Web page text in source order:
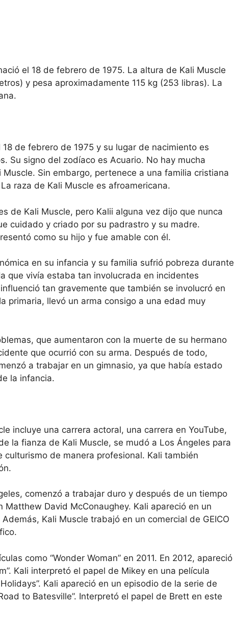
el 18 de febrero de 1975. La altura de Kali Muscle
y pesa aproximadamente 115 kg (253 libras). La
de febrero de 1975 y su lugar de nacimiento es
Su signo del zodíaco es Acuario. No hay mucha
Sin embargo, pertenece a una familia cristiana
raza de Kali Muscle es afroamericana.
de Kali Muscle, pero Kalii alguna vez dijo que nunca
cuidado y criado por su padrastro y su madre.
como su hijo y fue amable con él.
en su infancia y su familia sufrió pobreza durante
que vivía estaba tan involucrada en incidentes
tan gravemente que también se involucró en
primaria, llevó un arma consigo a una edad muy
que aumentaron con la muerte de su hermano
que ocurrió con su arma. Después de todo,
a trabajar en un gimnasio, ya que había estado
la infancia.
incluye una carrera actoral, una carrera en YouTube,
la fianza de Kali Muscle, se mudó a Los Ángeles para
culturismo de manera profesional. Kali también
comenzó a trabajar duro y después de un tiempo
David McConaughey. Kali apareció en un
Kali Muscle trabajó en un comercial de GEICO
como “Wonder Woman” en 2011. En 2012, apareció
Kali interpretó el papel de Mikey en una película
Kali apareció en un episodio de la serie de
to Batesville”. Interpretó el papel de Brett en este